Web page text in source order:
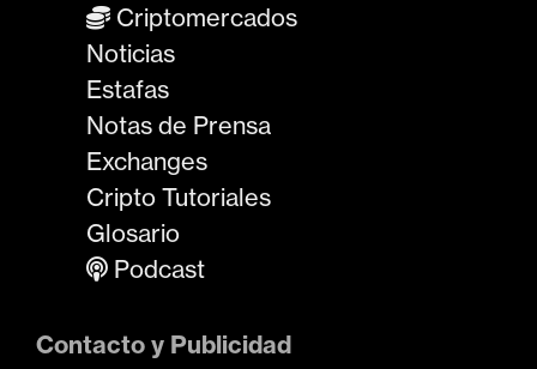
Criptomercados
Noticias
Estafas
Notas de Prensa
Exchanges
Cripto Tutoriales
Glosario
Podcast
Contacto y Publicidad